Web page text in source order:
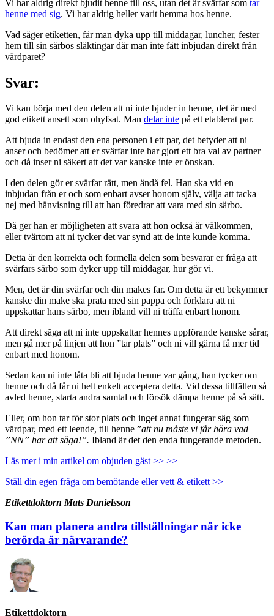
Vi har aldrig direkt bjudit henne till oss, utan det är svärfar som tar
henne med sig. Vi har aldrig heller varit hemma hos henne.
Vad säger etiketten, får man dyka upp till middagar, luncher, fester
hem till sin särbos släktingar där man inte fått inbjudan direkt från
värdparet?
Svar:
Vi kan börja med den delen att ni inte bjuder in henne, det är med
god etikett ansett som ohyfsat. Man delar inte på ett etablerat par.
Att bjuda in endast den ena personen i ett par, det betyder att ni
anser och bedömer att er svärfar inte har gjort ett bra val av partner
och då inser ni säkert att det var kanske inte er önskan.
I den delen gör er svärfar rätt, men ändå fel. Han ska vid en
inbjudan från er och som enbart avser honom själv, välja att tacka
nej med hänvisning till att han föredrar att vara med sin särbo.
Då ger han er möjligheten att svara att hon också är välkommen,
eller tvärtom att ni tycker det var synd att de inte kunde komma.
Detta är den korrekta och formella delen som besvarar er fråga att
svärfars särbo som dyker upp till middagar, hur gör vi.
Men, det är din svärfar och din makes far. Om detta är ett bekymmer
kanske din make ska prata med sin pappa och förklara att ni
uppskattar hans särbo, men ibland vill ni träffa enbart honom.
Att direkt säga att ni inte uppskattar hennes uppförande kanske sårar,
men gå mer på linjen att hon ”tar plats” och ni vill gärna få mer tid
enbart med honom.
Sedan kan ni inte låta bli att bjuda henne var gång, han tycker om
henne och då får ni helt enkelt acceptera detta. Vid dessa tillfällen så
avled henne, starta andra samtal och försök dämpa henne på så sätt.
Eller, om hon tar för stor plats och inget annat fungerar säg som
värdpar, med ett leende, till henne ”att nu måste vi får höra vad
”NN” har att säga!”. Ibland är det den enda fungerande metoden.
Läs mer i min artikel om objuden gäst >> >>
Ställ din egen fråga om bemötande eller vett & etikett >>
Etikettdoktorn Mats Danielsson
Kan man planera andra tillställningar när icke
berörda är närvarande?
Etikettdoktorn